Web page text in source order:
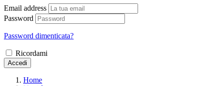
Email address
Password
Password dimenticata?
Ricordami
Accedi
Home